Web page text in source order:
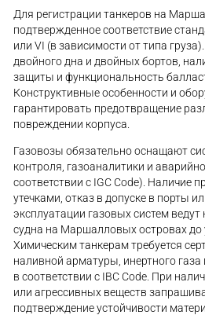
Для регистрации танкеров на
подтвержденное соответствие
или VI (в зависимости от типа
двойного дна и двойных бортов,
защиты и функциональность
Конструктивные особенности и
гарантировать предотвращение
повреждении корпуса.
Газовозы обязательно оснащают
контроля, газоаналитики и
соответствии с IGC Code). Наличие
утечками, отказ в допуске в порты
эксплуатации газовых систем ведут
судна на Маршалловых островах до
Химическим танкерам требуется
наливной арматуры, инертного газа
в соответствии с IBC Code. При
или агрессивных веществ
подтверждение устойчивости